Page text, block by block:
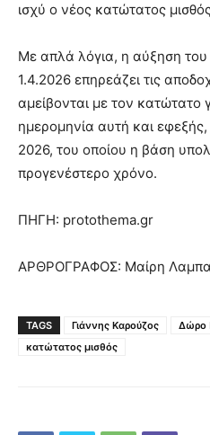
ισχύ ο νέος κατώτατος
Με απλά λόγια, η αύξηση
1.4.2026 επηρεάζει τις
αμείβονται με τον κατώτατο
ημερομηνία αυτή και
2026, του οποίου η βάση
προγενέστερο χρόνο.
ΠΗΓΗ: protothema.gr
ΑΡΘΡΟΓΡΑΦΟΣ: Μαίρη
TAGS Γιάννης Καρούζος Δώρο
κατώτατος μισθός